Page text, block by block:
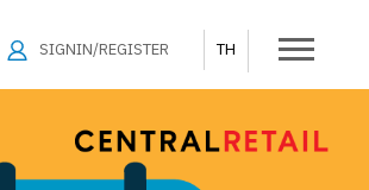
SIGNIN/REGISTER TH